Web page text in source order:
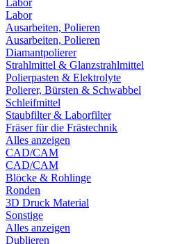
Labor
Labor
Ausarbeiten, Polieren
Ausarbeiten, Polieren
Diamantpolierer
Strahlmittel & Glanzstrahlmittel
Polierpasten & Elektrolyte
Polierer, Bürsten & Schwabbel
Schleifmittel
Staubfilter & Laborfilter
Fräser für die Frästechnik
Alles anzeigen
CAD/CAM
CAD/CAM
Blöcke & Rohlinge
Ronden
3D Druck Material
Sonstige
Alles anzeigen
Dublieren